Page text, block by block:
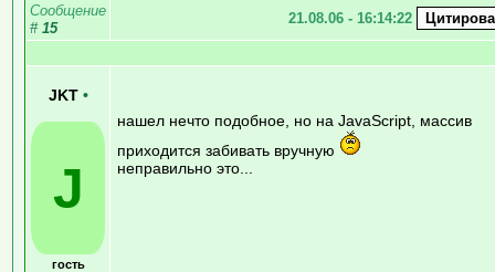
Сообщение
# 15
21.08.06 - 16:14:22
JKT •
J
гость
нашел нечто подобное, но на JavaScript, массив
приходится забивать вручную
неправильно это...